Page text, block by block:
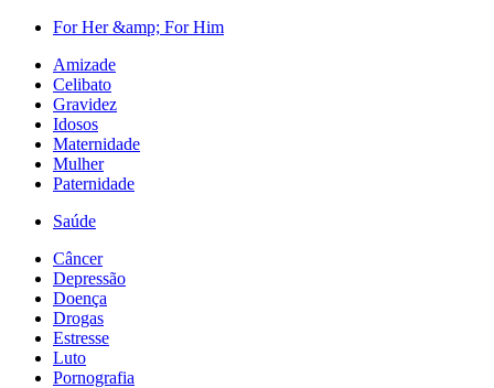
For Her &amp; For Him
Amizade
Celibato
Gravidez
Idosos
Maternidade
Mulher
Paternidade
Saúde
Câncer
Depressão
Doença
Drogas
Estresse
Luto
Pornografia